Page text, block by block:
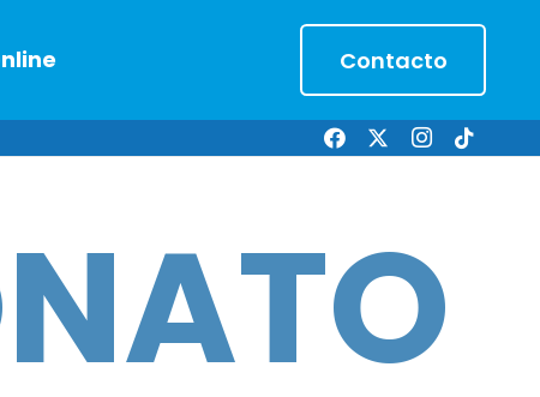
Contacto